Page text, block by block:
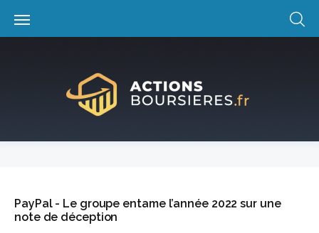
content
PayPal - Le groupe entame l’année 2022 sur une
note de déception